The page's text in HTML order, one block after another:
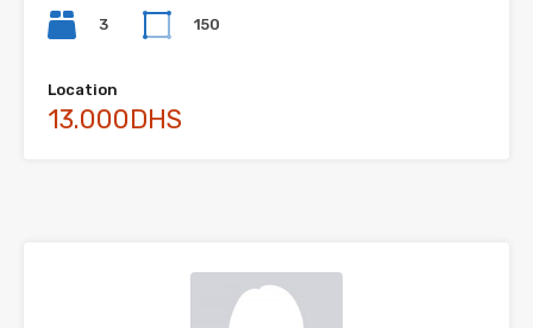
3
150
Location
13.000DHS